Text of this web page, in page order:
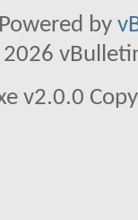
Powered by
v2.0.0